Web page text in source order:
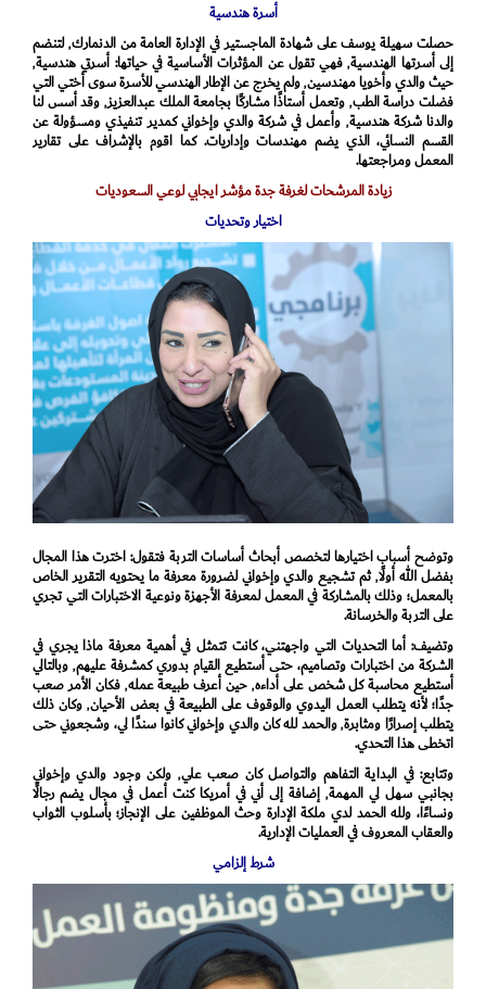
أسرة هندسية
حصلت سهيلة يوسف على شهادة الماجستير في الإدارة العامة من الدنمارك٬ لتنضم
إلى أسرتها الهندسية٬ فهي تقول عن المؤثرات الأساسية في حياتها: أسرتي هندسية٬
حيث والدي وأخويا مهندسين٬ ولم يخرج عن الإطار الهندسي للأسرة سوى أختي التي
فضلت دراسة الطب٬ وتعمل أستاذًا مشاركًا بجامعة الملك عبدالعزيز٬ وقد أسس لنا
والدنا شركة هندسية٬ وأعمل في شركة والدي وإخواني كمدير تنفيذي ومسؤولة عن
القسم النسائي، الذي يضم مهندسات وإداريات. كما اقوم بالإشراف على تقارير
المعمل ومراجعتها.
زيادة المرشحات لغرفة جدة مؤشر ايجابي لوعي السعوديات
اختيار وتحديات
وتوضح أسباب اختيارها لتخصص أبحاث أساسات التربة فتقول: اخترت هذا المجال
بفضل الله أولًا٬ ثم تشجيع والدي وإخواني لضرورة معرفة ما يحتويه التقرير الخاص
بالمعمل؛ وذلك بالمشاركة في المعمل لمعرفة الأجهزة ونوعية الاختبارات التي تجري
على التربة والخرسانة.
وتضيف: أما التحديات التي واجهتني، كانت تتمثل في أهمية معرفة ماذا يجري في
الشركة من اختبارات وتصاميم، حتى أستطيع القيام بدوري كمشرفة عليهم٬ وبالتالي
أستطيع محاسبة كل شخص على أداءه٬ حين أعرف طبيعة عمله٬ فكان الأمر صعب
جدًا؛ لأنه يتطلب العمل اليدوي والوقوف على الطبيعة في بعض الأحيان٬ وكان ذلك
يتطلب إصرارًا ومثابرة٬ والحمد لله كان والدي وإخواني كانوا سندًا لي، وشجعوني حتى
اتخطى هذا التحدي.
وتتابع: في البداية التفاهم والتواصل كان صعب علي٬ ولكن وجود والدي وإخواني
بجانبي سهل لي المهمة٬ إضافة إلى أني في أمريكا كنت أعمل في مجال يضم رجالًا
ونساءًا، ولله الحمد لدي ملكة الإدارة وحث الموظفين على الإنجاز؛ بأسلوب الثواب
والعقاب المعروف في العمليات الإدارية.
شرط إلزامي